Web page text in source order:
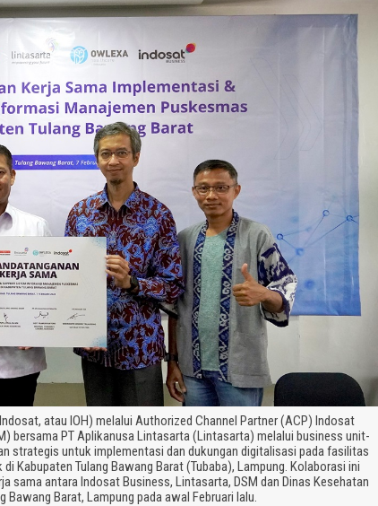
atau IOH) melalui Authorized Channel Partner (ACP) Indosat
bersama PT Aplikanusa Lintasarta (Lintasarta) melalui business unit-
strategis untuk implementasi dan dukungan digitalisasi pada fasilitas
Kabupaten Tulang Bawang Barat (Tubaba), Lampung. Kolaborasi ini
sama antara Indosat Business, Lintasarta, DSM dan Dinas Kesehatan
Bawang Barat, Lampung pada awal Februari lalu.